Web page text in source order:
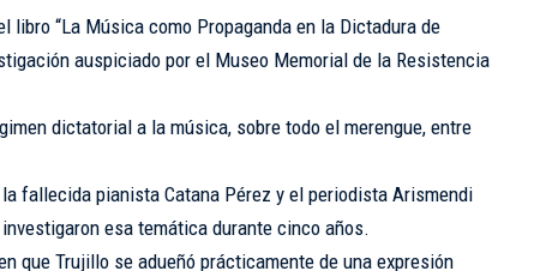
libro “La Música como Propaganda en la Dictadura de
auspiciado por el Museo Memorial de la Resistencia
dictatorial a la música, sobre todo el merengue, entre
fallecida pianista Catana Pérez y el periodista Arismendi
esa temática durante cinco años.
que Trujillo se adueñó prácticamente de una expresión